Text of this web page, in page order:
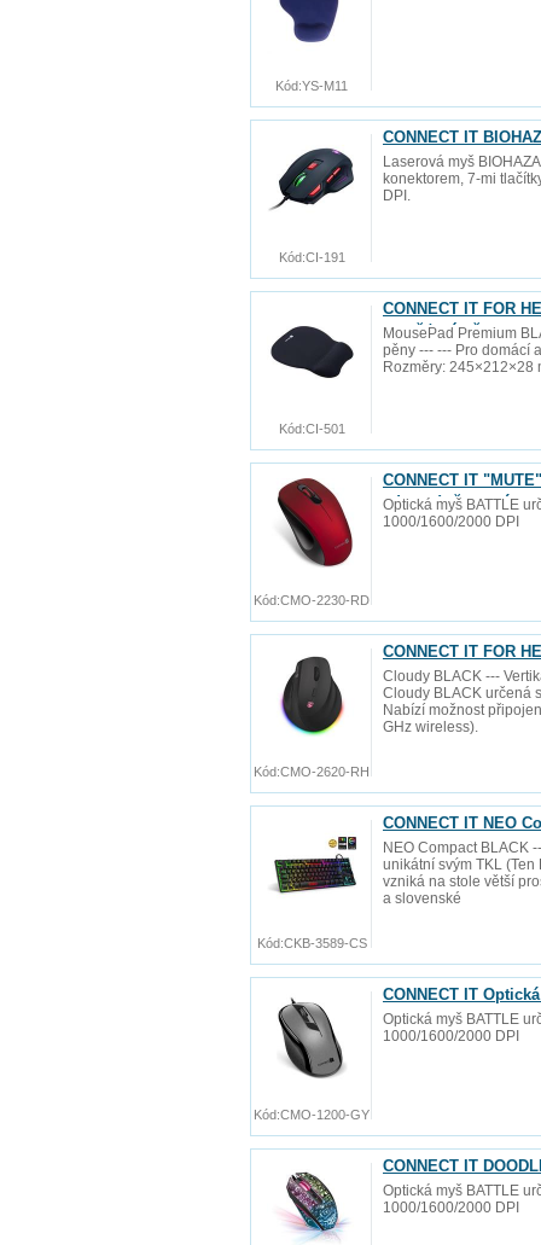
Kód:YS-M11
CONNECT IT
Laserová myš
konektorem, 7-mi
DPI.
Kód:CI-191
CONNECT IT FOR
paměťové pěny
MousePad Premium
pěny --- --- Pro domácí
Rozměry: 245×212×28
Kód:CI-501
CONNECT IT
zdarma), červená
Optická myš BATTLE
1000/1600/2000 DPI
Kód:CMO-2230-RD
CONNECT IT FOR
Cloudy BLACK ---
Cloudy BLACK určená
Nabízí možnost
GHz wireless).
Kód:CMO-2620-RH
CONNECT IT NEO
NEO Compact BLACK
unikátní svým TKL
vzniká na stole větší
a slovenské
Kód:CKB-3589-CS
CONNECT IT
Optická myš BATTLE
1000/1600/2000 DPI
Kód:CMO-1200-GY
CONNECT IT
Optická myš BATTLE
1000/1600/2000 DPI